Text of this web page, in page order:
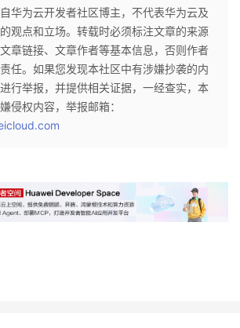
自华为云开发者社区博主，不代表华为云及
观点和立场。转载时必须标注文章的来源
文章链接、文章作者等基本信息，否则作者
任。如果您发现本社区中有涉嫌抄袭的内
行举报，并提供相关证据，一经查实，本
侵权内容，举报邮箱：